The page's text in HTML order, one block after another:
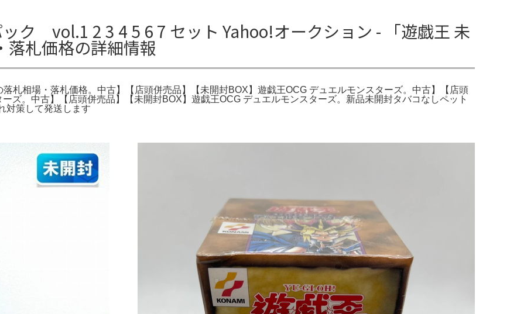
vol.1 2 3 4 5 6 7 セット Yahoo!オークション - 「遊戯王 未
落札価格の詳細情報
札相場・落札価格。中古】【店頭併売品】【未開封BOX】遊戯王OCG デュエルモンスターズ。中古】【店頭
ズ。中古】【店頭併売品】【未開封BOX】遊戯王OCG デュエルモンスターズ。新品未開封タバコなしペット
対策して発送します